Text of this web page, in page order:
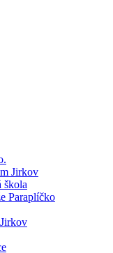
Jirkov
škola
Paraplíčko